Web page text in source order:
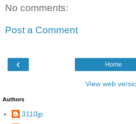
No comments:
Post a Comment
‹ Home
View web
Authors
3110jp